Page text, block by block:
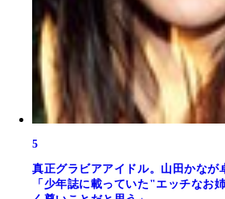
5
真正グラビアアイドル。山田かなが
「少年誌に載っていた"エッチなお